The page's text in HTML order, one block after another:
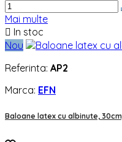
Mai multe
 In stoc
Nou
Referinta: AP2
Marca: EFN
Baloane latex cu albinute,